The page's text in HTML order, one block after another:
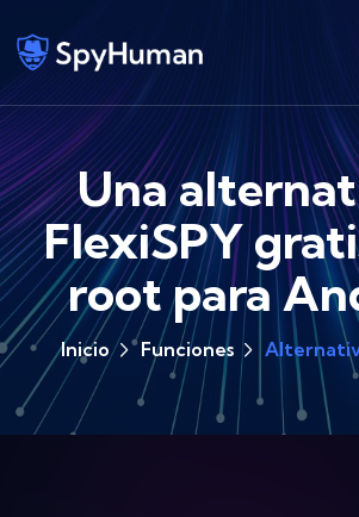
Una
FlexiSPY
root para
Inicio Funciones